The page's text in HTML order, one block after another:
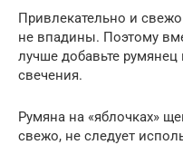
Привлекательно и
не впадины. Поэтому
лучше добавьте румянец
свечения.
Румяна на «яблочках»
свежо, не следует